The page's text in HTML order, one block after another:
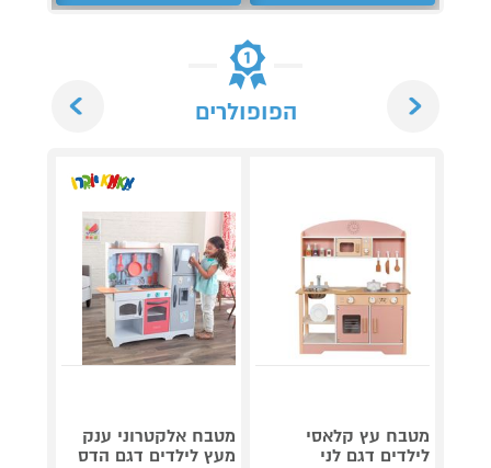
הפופולרים
מטבח עץ קלאסי
לילדים דגם לני
מטבח אלקטרוני ענק
מעץ לילדים דגם הדס